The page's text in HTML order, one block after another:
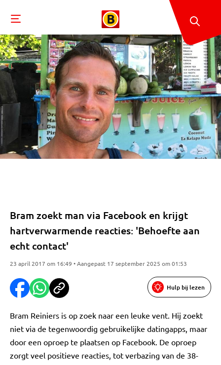
Bram zoekt man via Facebook en krijgt
hartverwarmende reacties: 'Behoefte aan
echt contact'
23 april 2017 om 16:49 • Aangepast 17 september 2025 om 01:53
Hulp bij lezen
Bram Reiniers is op zoek naar een leuke vent. Hij zoekt
niet via de tegenwoordig gebruikelijke datingapps, maar
door een oproep te plaatsen op Facebook. De oproep
zorgt veel positieve reacties, tot verbazing van de 38-